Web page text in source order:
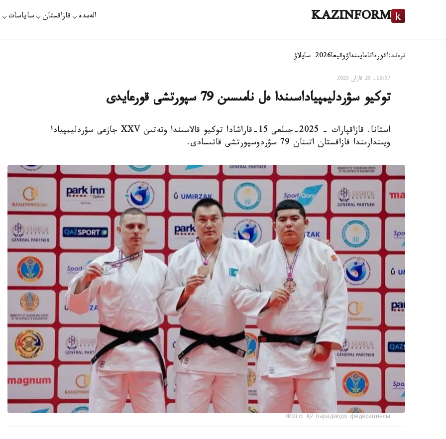
KAZINFORM الەمدە قازاقستان ساياسات
ترەند:اقورداتاعايىنداۋوقيعا2026-سايلاۋ
16:57, 20 قازان 2025
توكيو سۋردليمپياداسىندا ەل نامىسىن 79 سپورتشى قورعايدى
استانا. قازاقپارات - 2025-جىلعى 15-قاراشادا توكيو قالاسىندا وتەتىن XXV جازعى سۋردليمپيادا
ويىندارىندا قازاقستان اتىنان 79 سۋردوسپورتشى قاتىسادى.
Фото: ҚР парадзюдо федерациясы